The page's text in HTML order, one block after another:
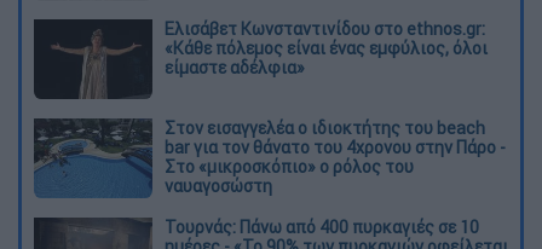
Ελισάβετ Κωνσταντινίδου στο ethnos.gr:
«Κάθε πόλεμος είναι ένας εμφύλιος, όλοι
είμαστε αδέλφια»
Στον εισαγγελέα ο ιδιοκτήτης του beach
bar για τον θάνατο του 4χρονου στην Πάρο -
Στο «μικροσκόπιο» ο ρόλος του
ναυαγοσώστη
Τουρνάς: Πάνω από 400 πυρκαγιές σε 10